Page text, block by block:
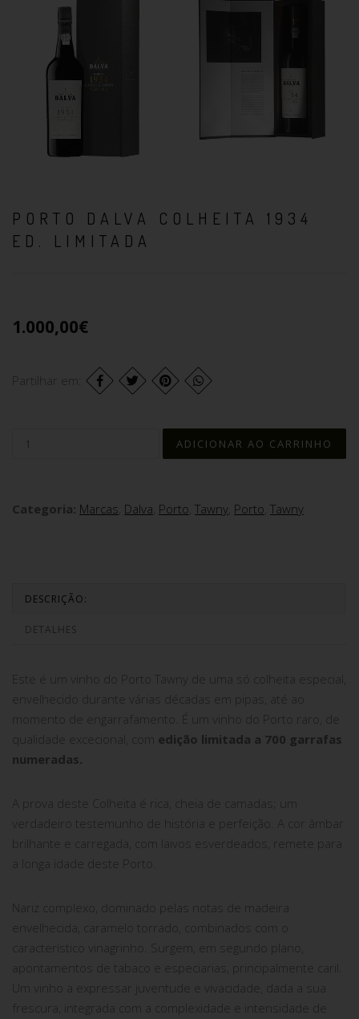
PORTO DALVA COLHEITA 1934
ED. LIMITADA
1.000,00€
Partilhar em:
Categoria: Marcas Dalva Porto Tawny Porto Tawny
DESCRIÇÃO:
DETALHES
Este é um vinho do Porto Tawny de uma só colheita especial,
envelhecido durante várias décadas em pipas, até ao
momento de engarrafamento. É um vinho do Porto raro, de
qualidade excecional, com edição limitada a 700 garrafas
numeradas.
A prova deste Colheita é rica, cheia de camadas; um
verdadeiro testemunho de história e perfeição. A cor âmbar
brilhante e carregada, com laivos esverdeados, remete para
a longa idade deste Porto.
Nariz complexo, dominado pelas notas de madeira
envelhecida, caramelo torrado, combinados com o
característico vinagrinho. Surgem, em segundo plano,
apontamentos de tabaco e especiarias, principalmente caril.
Um vinho a expressar juventude e vivacidade, dada a sua
frescura, integrada com a complexidade e intensidade de